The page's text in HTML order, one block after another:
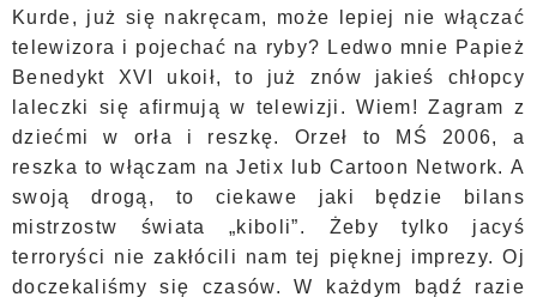
Kurde, już się nakręcam, może lepiej nie włączać
telewizora i pojechać na ryby? Ledwo mnie Papież
Benedykt XVI ukoił, to już znów jakieś chłopcy
laleczki się afirmują w telewizji. Wiem! Zagram z
dziećmi w orła i reszkę. Orzeł to MŚ 2006, a
reszka to włączam na Jetix lub Cartoon Network. A
swoją drogą, to ciekawe jaki będzie bilans
mistrzostw świata „kiboli”. Żeby tylko jacyś
terroryści nie zakłócili nam tej pięknej imprezy. Oj
doczekaliśmy się czasów. W każdym bądź razie